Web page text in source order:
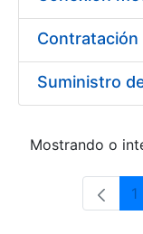
Mostrando o
1